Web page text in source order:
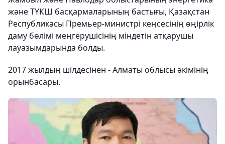
және ТҮКШ басқармаларының бастығы, Қазақстан
Республикасы Премьер-министрі кеңсесінің өңірлік
даму бөлімі меңгерушісінің міндетін атқарушы
лауазымдарында болды.
2017 жылдың шілдесінен - Алматы облысы әкімінің
орынбасары.